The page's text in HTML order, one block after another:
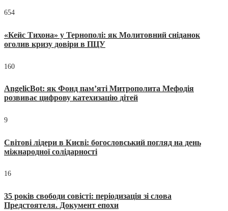
654
«Кейс Тихона» у Тернополі: як Молитовний сніданок
оголив кризу довіри в ПЦУ
160
AngelicBot: як Фонд пам’яті Митрополита Мефодія
розвиває цифрову катехизацію дітей
9
Світові лідери в Києві: богословський погляд на день
міжнародної солідарності
16
35 років свободи совісті: періодизація зі слова
Предстоятеля. Документ епохи